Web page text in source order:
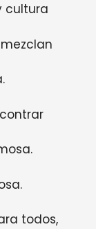
cultura
todos,